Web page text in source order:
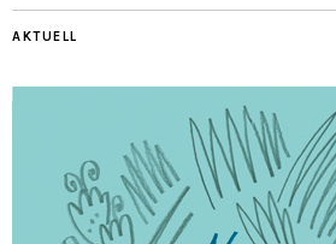
AKTUELL